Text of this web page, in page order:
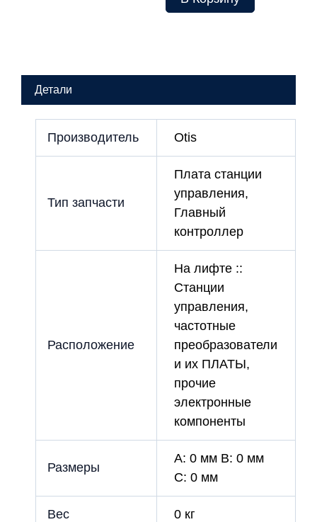
(для
Детали
Производитель Otis
Тип запчасти
Плата станции
управления,
Главный
контроллер
Расположение
На лифте ::
Станции
управления,
частотные
преобразователи
и их ПЛАТЫ,
прочие
электронные
компоненты
Размеры
A: 0 мм B: 0 мм
C: 0 мм
Вес 0 кг